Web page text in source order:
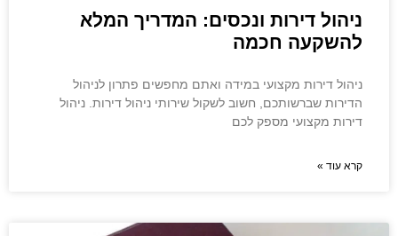
ניהול דירות ונכסים: המדריך המלא
להשקעה חכמה
ניהול דירות מקצועי במידה ואתם מחפשים פתרון לניהול
הדירות שברשותכם, חשוב לשקול שירותי ניהול דירות. ניהול
דירות מקצועי מספק לכם
קרא עוד »